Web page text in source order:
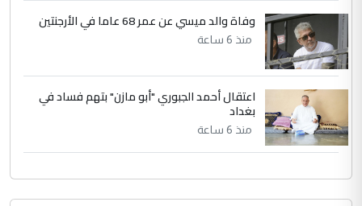
وفاة والد ميسي عن عمر 68 عاما في الأرجنتين
منذ 6 ساعة
اعتقال أحمد الجبوري "أبو مازن" بتهم فساد في
بغداد
منذ 6 ساعة